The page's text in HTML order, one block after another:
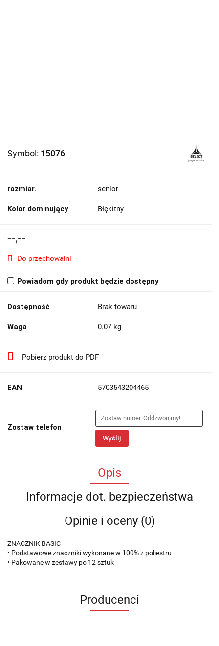
Symbol: 15076
rozmiar. senior
Kolor dominujący Błękitny
--,--
Do przechowalni
Powiadom gdy produkt będzie dostępny
Dostępność Brak towaru
Waga 0.07 kg
Pobierz produkt do PDF
EAN 5703543204465
Zostaw telefon
Wyślij
Opis
Informacje dot. bezpieczeństwa
Opinie i oceny (0)
ZNACZNIK BASIC
• Podstawowe znaczniki wykonane w 100% z poliestru
• Pakowane w zestawy po 12 sztuk
Producenci